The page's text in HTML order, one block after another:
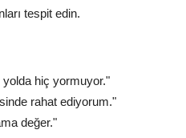
tespit edin.
hiç yormuyor."
rahat ediyorum."
değer."